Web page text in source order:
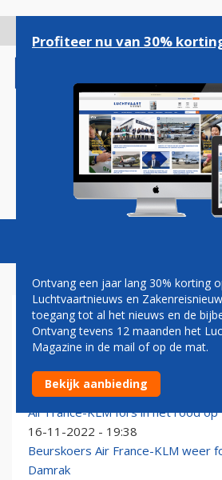
gaan
Magazine Podcasts
DAMRAK
Air France-KLM bij zeldzame
17-02-2023 - 18:16
Air France-KLM fors in het rood op
16-11-2022 - 19:38
Beurskoers Air France-KLM weer
Damrak
Profiteer nu van 30%
Ontvang een jaar lang 30% korting
Luchtvaartnieuws en
toegang tot al het nieuws en de
Ontvang tevens 12 maanden het
Magazine in de mail of op de mat.
Bekijk aanbieding